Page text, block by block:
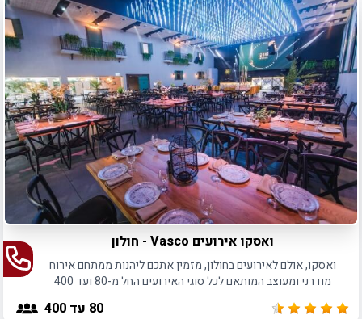
בשנה. אנחנו מקפידים להציג באתר שלנו אך ורק את העסקים
הטובים והמומלצים ביותר שיעניקו לכם את התמורה הגבוהה ביותר
בעבור הכסף וההשקעה שלכם. אז למה אתם מחכים? המשיכו
לקרוא!
ואסקו אירועים Vasco - חולון
ואסקו, אולם לאירועים בחולון, מזמין אתכם ליהנות ממתחם אירוח
מודרני ומעוצב המותאם לכל סוגי האירועים החל מ-80 ועד 400
80 עד 400